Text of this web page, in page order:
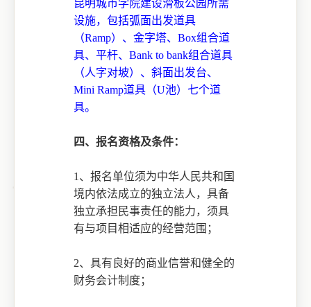
昆明城市学院建设滑板公园所需
设施，包括弧面出发道具
（Ramp）、金字塔、Box组合道
具、平杆、Bank to bank组合道具
（人字对坡）、斜面出发台、
Mini Ramp道具（U池）七个道
具。
四、报名资格及条件：
1、报名单位须为中华人民共和国
境内依法成立的独立法人，具备
独立承担民事责任的能力，须具
有与项目相适应的经营范围；
2、具有良好的商业信誉和健全的
财务会计制度；